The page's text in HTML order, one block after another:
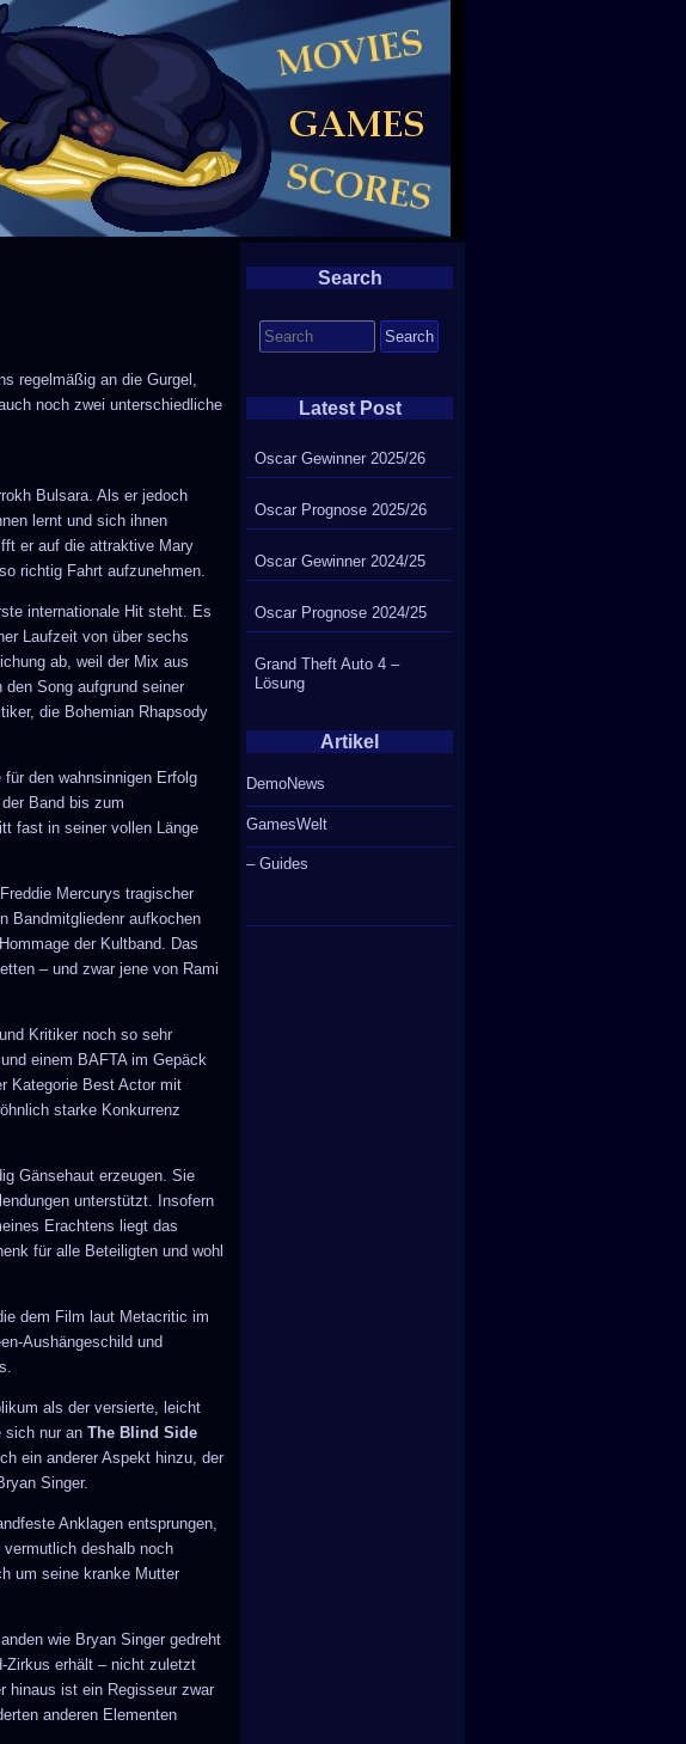
regelmäßig an die Gurgel,
noch zwei unterschiedliche
Bulsara. Als er jedoch
lernt und sich ihnen
er auf die attraktive Mary
richtig Fahrt aufzunehmen.
internationale Hit steht. Es
Laufzeit von über sechs
ab, weil der Mix aus
Song aufgrund seiner
die Bohemian Rhapsody
den wahnsinnigen Erfolg
Band bis zum
fast in seiner vollen Länge
Mercurys tragischer
Bandmitgliedenr aufkochen
der Kultband. Das
– und zwar jene von Rami
Kritiker noch so sehr
einem BAFTA im Gepäck
Kategorie Best Actor mit
starke Konkurrenz
Gänsehaut erzeugen. Sie
unterstützt. Insofern
Erachtens liegt das
für alle Beteiligten und wohl
dem Film laut Metacritic im
Aushängeschild und
als der versierte, leicht
sich nur anThe Blind Side
ein anderer Aspekt hinzu, der
Singer.
Anklagen entsprungen,
deshalb noch
um seine kranke Mutter
wie Bryan Singer gedreht
Zirkus erhält – nicht zuletzt
hinaus ist ein Regisseur zwar
anderen Elementen
Search
for:
Latest Post
Oscar Gewinner 2025/26
Oscar Prognose 2025/26
Oscar Gewinner 2024/25
Oscar Prognose 2024/25
Grand Theft Auto 4 –
Lösung
Artikel
DemoNews
GamesWelt
– Guides